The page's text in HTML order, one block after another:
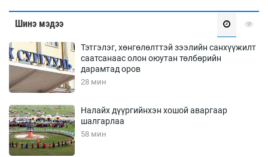
Шинэ мэдээ
Тэтгэлэг, хөнгөлөлттэй зээлийн санхүүжилт
саатсанаас олон оюутан төлбөрийн
дарамтад оров
28 мин
Налайх дүүргийнхэн хошой аваргаар
шалгарлаа
58 мин